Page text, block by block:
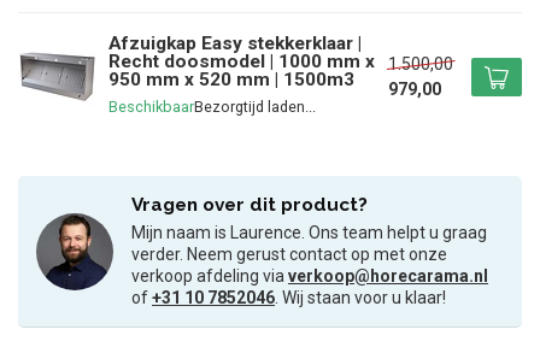
Afzuigkap Easy stekkerklaar |
Recht doosmodel | 1000 mm x
950 mm x 520 mm | 1500m3
Beschikbaar
1.500,00
979,00
Vragen over dit product?
Mijn naam is Laurence. Ons team helpt u graag
verder. Neem gerust contact op met onze
verkoop afdeling viaverkoop@horecarama.nl
of+31 10 7852046. Wij staan voor u klaar!